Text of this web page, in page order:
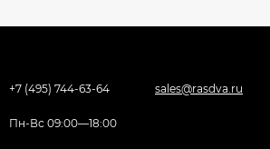
+7 (495) 744-63-64 sales@rasdva.ru
Пн-Вс 09:00—18:00